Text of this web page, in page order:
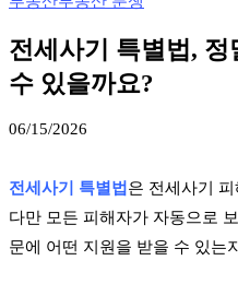
전세사기 특별법,
수 있을까요?
06/15/2026
전세사기 특별법 은 전세사기
다만 모든 피해자가 자동으로
문에 어떤 지원을 받을 수 있는